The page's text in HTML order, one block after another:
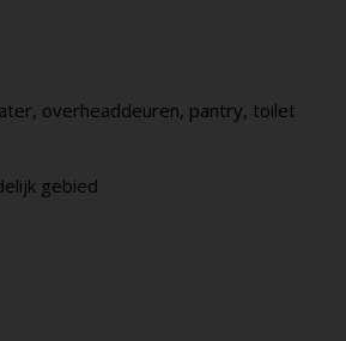
overheaddeuren, pantry, toilet
gebied